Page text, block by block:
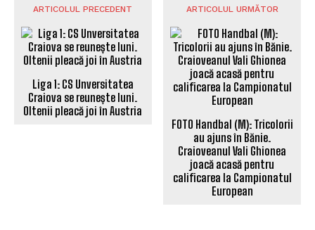
ARTICOLUL PRECEDENT
Liga 1: CS Unversitatea
Craiova se reunește luni.
Oltenii pleacă joi în Austria
ARTICOLUL URMĂTOR
FOTO Handbal (M): Tricolorii
au ajuns în Bănie.
Craioveanul Vali Ghionea
joacă acasă pentru
calificarea la Campionatul
European